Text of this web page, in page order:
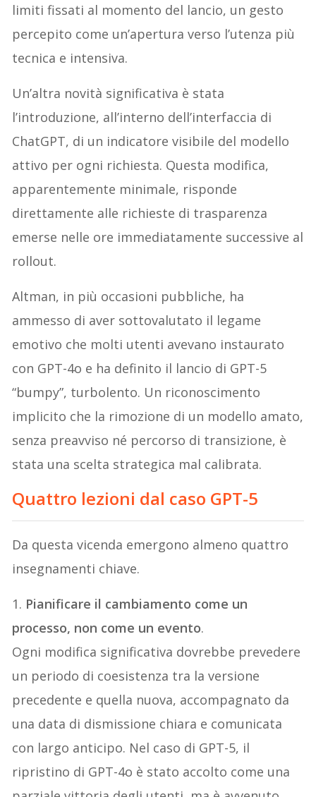
limiti fissati al momento del lancio, un gesto
percepito come un’apertura verso l’utenza più
tecnica e intensiva.
Un’altra novità significativa è stata
l’introduzione, all’interno dell’interfaccia di
ChatGPT, di un indicatore visibile del modello
attivo per ogni richiesta. Questa modifica,
apparentemente minimale, risponde
direttamente alle richieste di trasparenza
emerse nelle ore immediatamente successive al
rollout.
Altman, in più occasioni pubbliche, ha
ammesso di aver sottovalutato il legame
emotivo che molti utenti avevano instaurato
con GPT-4o e ha definito il lancio di GPT-5
“bumpy”, turbolento. Un riconoscimento
implicito che la rimozione di un modello amato,
senza preavviso né percorso di transizione, è
stata una scelta strategica mal calibrata.
Quattro lezioni dal caso GPT-5
Da questa vicenda emergono almeno quattro
insegnamenti chiave.
1. Pianificare il cambiamento come un
processo, non come un evento.
Ogni modifica significativa dovrebbe prevedere
un periodo di coesistenza tra la versione
precedente e quella nuova, accompagnato da
una data di dismissione chiara e comunicata
con largo anticipo. Nel caso di GPT-5, il
ripristino di GPT-4o è stato accolto come una